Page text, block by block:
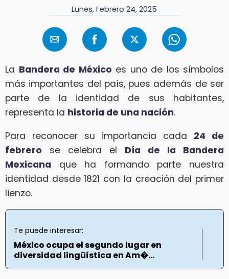
Lunes, Febrero 24, 2025
La Bandera de México es uno de los símbolos
más importantes del país, pues además de ser
parte de la identidad de sus habitantes,
representa la historia de una nación.
Para reconocer su importancia cada 24 de
febrero se celebra el Día de la Bandera
Mexicana que ha formando parte nuestra
identidad desde 1821 con la creación del primer
lienzo.
Te puede interesar:
México ocupa el segundo lugar en
diversidad lingüística en Am�...